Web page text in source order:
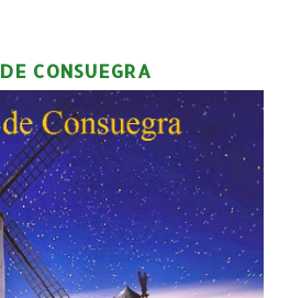
CONSUEGRA